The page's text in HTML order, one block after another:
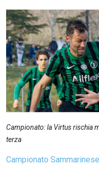
Campionato: la Virtus rischia
terza
Campionato Sammarinese